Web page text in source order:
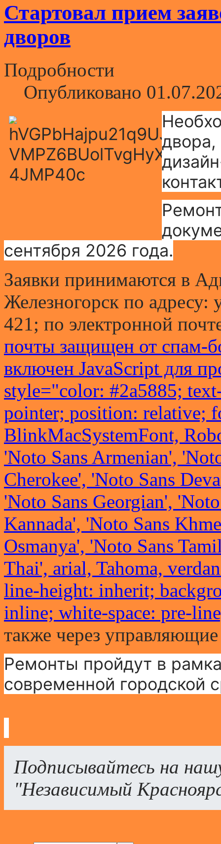
Стартовал прием
дворов
Подробности
Опубликовано
сентября 2026 года.
Заявки принимаются в
Железногорск по адресу:
421; по электронной
почты защищен от спам-
включен JavaScript для
style="color: #2a5885;
pointer; position: relative;
BlinkMacSystemFont,
'Noto Sans Armenian',
Cherokee', 'Noto Sans
'Noto Sans Georgian',
Kannada', 'Noto Sans
Osmanya', 'Noto Sans
Thai', arial, Tahoma,
line-height: inherit;
inline; white-space: pre-
также через
Ремонты пройдут в
современной городской
Подписывайтесь на
"Независимый